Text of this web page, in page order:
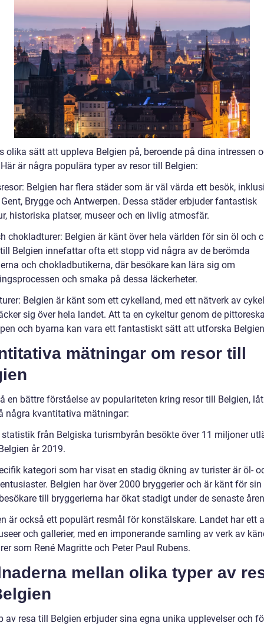
olika sätt att uppleva Belgien på, beroende på dina intressen
är några populära typer av resor till Belgien:
Belgien har flera städer som är väl värda ett besök,
Brygge och Antwerpen. Dessa städer erbjuder fantastisk
historiska platser, museer och en livlig atmosfär.
chokladturer: Belgien är känt över hela världen för sin öl och
Belgien innefattar ofta ett stopp vid några av de berömda
och chokladbutikerna, där besökare kan lära sig om
och smaka på dessa läckerheter.
Belgien är känt som ett cykelland, med ett nätverk av
sig över hela landet. Att ta en cykeltur genom de
och byarna kan vara ett fantastiskt sätt att utforska
mätningar om resor till
en bättre förståelse av populariteten kring resor till Belgien,
några kvantitativa mätningar:
från Belgiska turismbyrån besökte över 11 miljoner
år 2019.
kategori som har visat en stadig ökning av turister är öl-
Belgien har över 2000 bryggerier och är känt för
till bryggerierna har ökat stadigt under de senaste
är också ett populärt resmål för konstälskare. Landet har ett
och gallerier, med en imponerande samling av verk av
som René Magritte och Peter Paul Rubens.
mellan olika typer av
av resa till Belgien erbjuder sina egna unika upplevelser och